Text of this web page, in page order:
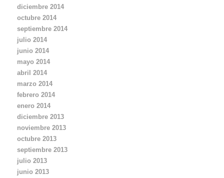
diciembre 2014
octubre 2014
septiembre 2014
julio 2014
junio 2014
mayo 2014
abril 2014
marzo 2014
febrero 2014
enero 2014
diciembre 2013
noviembre 2013
octubre 2013
septiembre 2013
julio 2013
junio 2013